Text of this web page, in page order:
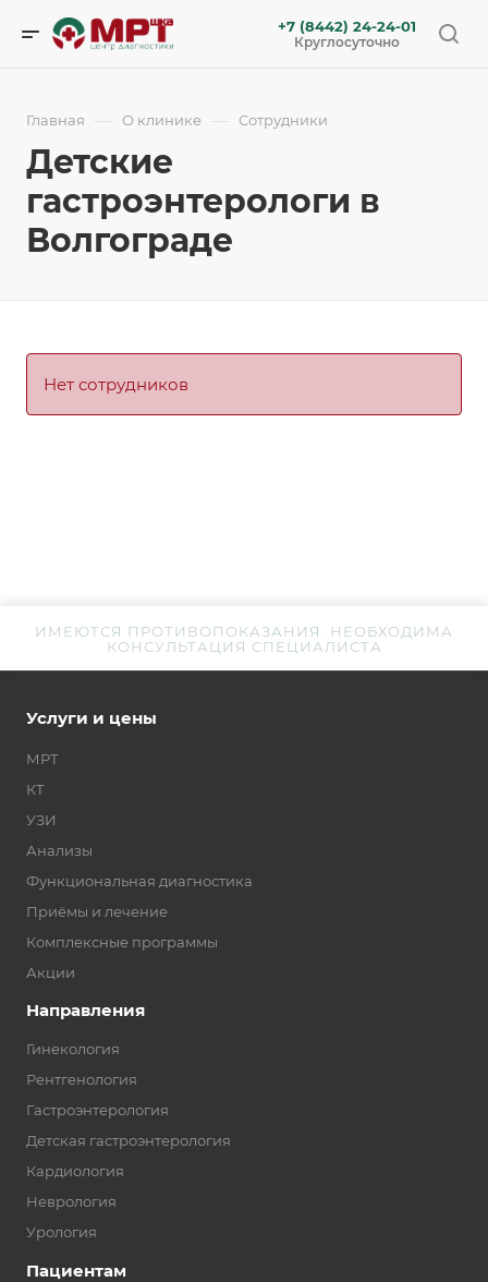
+7 (8442) 24-24-01
Круглосуточно
Главная — О клинике — Сотрудники
Детские
гастроэнтерологи в
Волгограде
Нет сотрудников
ИМЕЮТСЯ ПРОТИВОПОКАЗАНИЯ. НЕОБХОДИМА
КОНСУЛЬТАЦИЯ СПЕЦИАЛИСТА
Услуги и цены
МРТ
КТ
УЗИ
Анализы
Функциональная диагностика
Приёмы и лечение
Комплексные программы
Акции
Направления
Гинекология
Рентгенология
Гастроэнтерология
Детская гастроэнтерология
Кардиология
Неврология
Урология
Пациентам